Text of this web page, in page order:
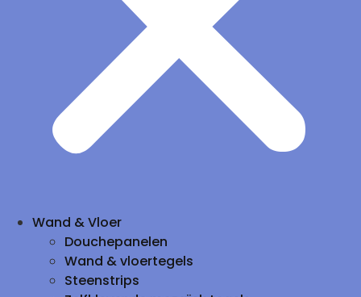
Wand & Vloer
Douchepanelen
Wand & vloertegels
Steenstrips